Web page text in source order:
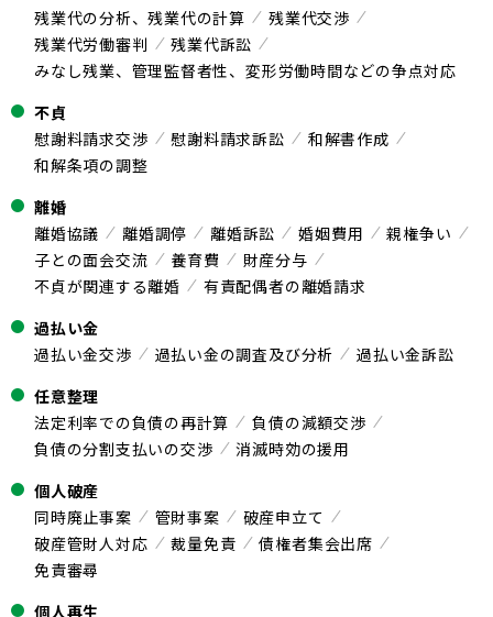
残業代の分析、残業代の計算
残業代交渉
残業代労働審判
残業代訴訟
みなし残業、管理監督者性、変形労働時間などの争点対応
不貞
慰謝料請求交渉
慰謝料請求訴訟
和解書作成
和解条項の調整
離婚
離婚協議
離婚調停 離婚訴訟 婚姻費用
親権争い
子との面会交流
養育費
財産分与
不貞が関連する離婚
有責配偶者の離婚請求
過払い金
過払い金交渉
過払い金の調査及び分析
過払い金訴訟
任意整理
法定利率での負債の再計算
負債の減額交渉
負債の分割支払いの交渉
消滅時効の援用
個人破産
同時廃止事案
管財事案
破産申立て
破産管財人対応
裁量免責
債権者集会出席
免責審尋
個人再生